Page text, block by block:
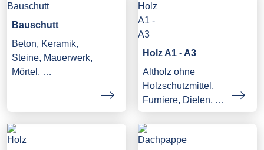
Bauschutt
Beton, Keramik,
Steine, Mauerwerk,
Mörtel, …
Holz A1 - A3
Altholz ohne
Holzschutzmittel,
Furniere, Dielen, …